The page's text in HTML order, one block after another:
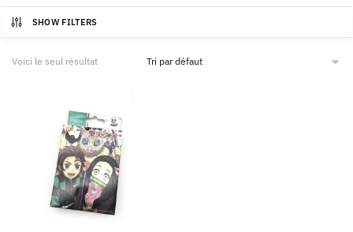
SHOW FILTERS
Voici le seul résultat